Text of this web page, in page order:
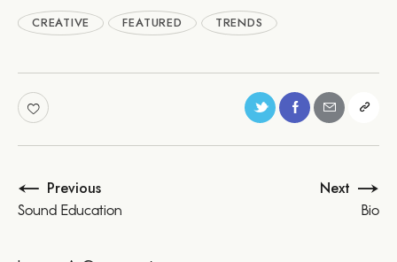
CREATIVE FEATURED TRENDS
Post
navigation
Previous
Sound Education
Next
Bio